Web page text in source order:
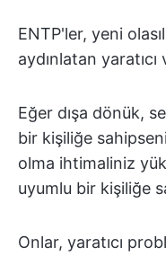
ENTP'ler, yeni
aydınlatan
Eğer dışa dönük,
bir kişiliğe
olma ihtimaliniz
uyumlu bir kişiliğe
Onlar, yaratıcı